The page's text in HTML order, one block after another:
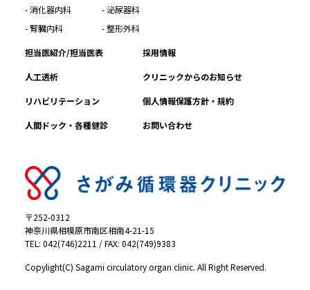
- 消化器内科
- 腎臓内科
- 泌尿器科
- 整形外科
担当医紹介/担当医表
人工透析
リハビリテーション
人間ドック・各種健診
採用情報
クリニックからのお知らせ
個人情報保護方針・規約
お問い合わせ
〒252-0312
神奈川県相模原市南区相南4-21-15
TEL: 042(746)2211 / FAX: 042(749)9383
Copylight(C) Sagami circulatory organ clinic. All Right Reserved.